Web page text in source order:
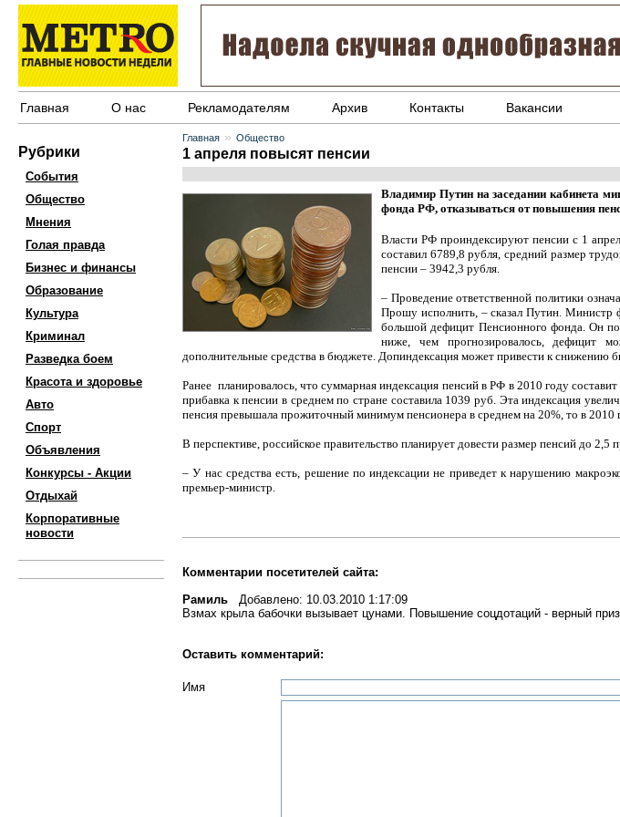
Главная О нас Рекламодателям Архив Контакты Вакансии
Рубрики
События
Общество
Мнения
Голая правда
Бизнес и финансы
Образование
Культура
Криминал
Разведка боем
Красота и здоровье
Авто
Спорт
Объявления
Конкурсы - Акции
Отдыхай
Корпоративные
новости
Главная » Общество
1 апреля повысят пенсии
Владимир Путин на заседании кабинета
фонда РФ, отказываться от повышения
Власти РФ проиндексируют пенсии с 1
составил 6789,8 рубля, средний размер
пенсии – 3942,3 рубля.
– Проведение ответственной политики
Прошу исполнить, – сказал Путин. Министр
большой дефицит Пенсионного фонда. Он
ниже, чем прогнозировалось, дефицит
дополнительные средства в бюджете. Допиндексация может привести к
Ранее планировалось, что суммарная индексация пенсий в РФ в 2010 году
прибавка к пенсии в среднем по стране составила 1039 руб. Эта индексация
пенсия превышала прожиточный минимум пенсионера в среднем на 20%, то в
В перспективе, российское правительство планирует довести размер пенсий до
– У нас средства есть, решение по индексации не приведет к нарушению
премьер-министр.
Комментарии посетителей сайта:
Рамиль Добавлено: 10.03.2010 1:17:09
Взмах крыла бабочки вызывает цунами. Повышение соцдотаций - верный
Оставить комментарий:
Имя